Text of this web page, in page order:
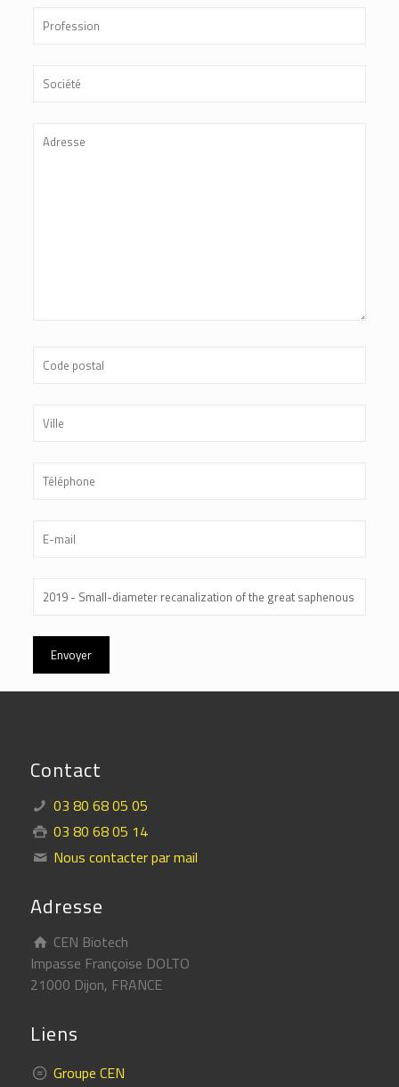
Contact
03 80 68 05 05
03 80 68 05 14
Nous contacter par mail
Adresse
CEN Biotech
Impasse Françoise DOLTO
21000 Dijon, FRANCE
Liens
Groupe CEN